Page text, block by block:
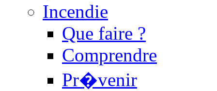
Incendie
Que faire ?
Comprendre
Pr�venir